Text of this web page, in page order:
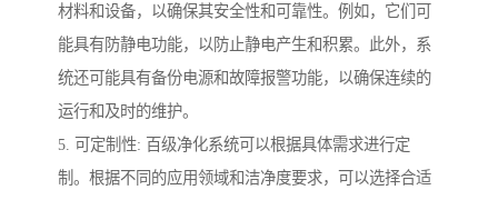
材料和设备，以确保其安全性和可靠性。例如，它们可
能具有防静电功能，以防止静电产生和积累。此外，系
统还可能具有备份电源和故障报警功能，以确保连续的
运行和及时的维护。
5. 可定制性: 百级净化系统可以根据具体需求进行定
制。根据不同的应用领域和洁净度要求，可以选择合适